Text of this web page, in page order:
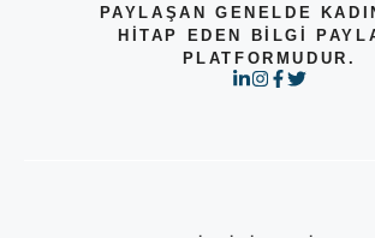
PAYLAŞAN GENELDE
HITAP EDEN BILGI
PLATFORMUDUR.